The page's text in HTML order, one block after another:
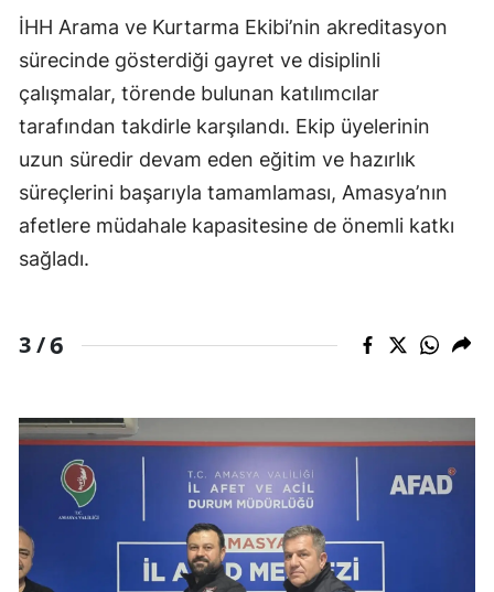
İHH Arama ve Kurtarma Ekibi’nin akreditasyon
sürecinde gösterdiği gayret ve disiplinli
çalışmalar, törende bulunan katılımcılar
tarafından takdirle karşılandı. Ekip üyelerinin
uzun süredir devam eden eğitim ve hazırlık
süreçlerini başarıyla tamamlaması, Amasya’nın
afetlere müdahale kapasitesine de önemli katkı
sağladı.
3 /6